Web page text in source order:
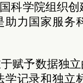
科学院组织
助力国家服务
赋予数据独
记录和独立